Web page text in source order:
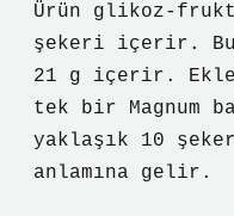
Ürün glikoz-
şekeri içerir.
21 g içerir.
tek bir Magnum
yaklaşık 10
anlamına gelir.